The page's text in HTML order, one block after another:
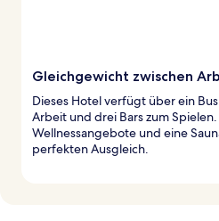
Gleichgewicht zwischen
Dieses Hotel verfügt über ein
Arbeit und drei Bars zum Spielen.
Wellnessangebote und eine
perfekten Ausgleich.